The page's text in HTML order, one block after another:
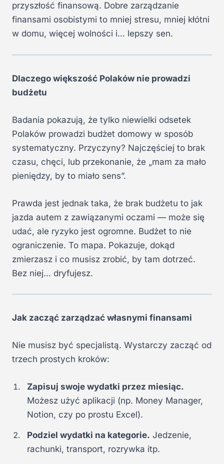
przyszłość finansową. Dobre zarządzanie
finansami osobistymi to mniej stresu, mniej kłótni
w domu, więcej wolności i… lepszy sen.
Dlaczego większość Polaków nie prowadzi
budżetu
Badania pokazują, że tylko niewielki odsetek
Polaków prowadzi budżet domowy w sposób
systematyczny. Przyczyny? Najczęściej to brak
czasu, chęci, lub przekonanie, że „mam za mało
pieniędzy, by to miało sens”.
Prawda jest jednak taka, że brak budżetu to jak
jazda autem z zawiązanymi oczami — może się
udać, ale ryzyko jest ogromne. Budżet to nie
ograniczenie. To mapa. Pokazuje, dokąd
zmierzasz i co musisz zrobić, by tam dotrzeć.
Bez niej… dryfujesz.
Jak zacząć zarządzać własnymi finansami
Nie musisz być specjalistą. Wystarczy zacząć od
trzech prostych kroków:
Zapisuj swoje wydatki przez miesiąc.
Możesz użyć aplikacji (np. Money Manager,
Notion, czy po prostu Excel).
Podziel wydatki na kategorie. Jedzenie,
rachunki, transport, rozrywka itp.